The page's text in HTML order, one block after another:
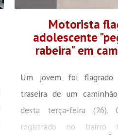
Motorista
adolescente
rabeira" em
Um jovem foi flagrado
traseira de um
desta terça-feira (26).
registrado no bairro